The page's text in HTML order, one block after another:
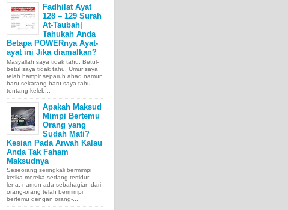
Fadhilat Ayat
128 – 129 Surah
At-Taubah|
Tahukah Anda
Betapa POWERnya Ayat-
ayat ini Jika diamalkan?
Masyallah saya tidak tahu. Betul-
betul saya tidak tahu. Umur saya
telah hampir separuh abad namun
baru sekarang baru saya tahu
tentang keleb...
Apakah Maksud
Mimpi Bertemu
Orang yang
Sudah Mati?
Kesian Pada Arwah Kalau
Anda Tak Faham
Maksudnya
Seseorang seringkali bermimpi
ketika mereka sedang tertidur
lena, namun ada sebahagian dari
orang-orang telah bermimpi
bertemu dengan orang-...